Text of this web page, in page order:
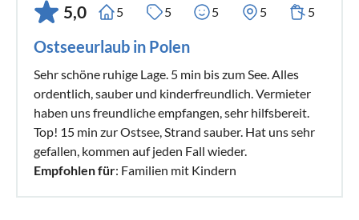
5,0 5 5 5 5 5
Ostseeurlaub in Polen
Sehr schöne ruhige Lage. 5 min bis zum See. Alles
ordentlich, sauber und kinderfreundlich. Vermieter
haben uns freundliche empfangen, sehr hilfsbereit.
Top! 15 min zur Ostsee, Strand sauber. Hat uns sehr
gefallen, kommen auf jeden Fall wieder.
Empfohlen für: Familien mit Kindern